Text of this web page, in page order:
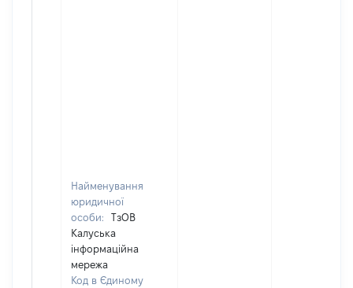
Найменування
юридичної
особи:
ТзОВ
Калуська
інформаційна
мережа
Код в Єдиному